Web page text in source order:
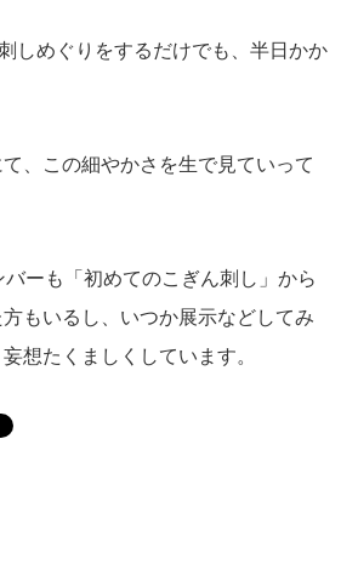
しめぐりをするだけでも、半日かか
、この細やかさを生で見ていって
ーも「初めてのこぎん刺し」から
もいるし、いつか展示などしてみ
想たくましくしています。